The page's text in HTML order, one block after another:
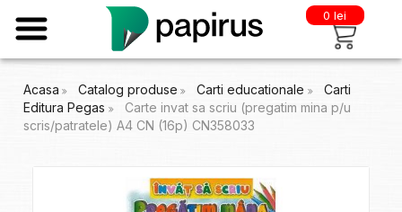
0 lei
Acasa Catalog produse Carti educationale
Carti
Editura Pegas
Carte invat sa scriu (pregatim mina p/u
scris/patratele) A4 CN (16p) CN358033